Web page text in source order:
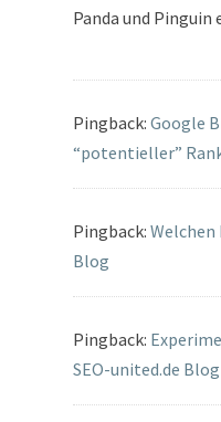
Panda und Pinguin
Pingback: Google
“potentieller”
Pingback:
Blog
Pingback:
SEO-united.de Blog